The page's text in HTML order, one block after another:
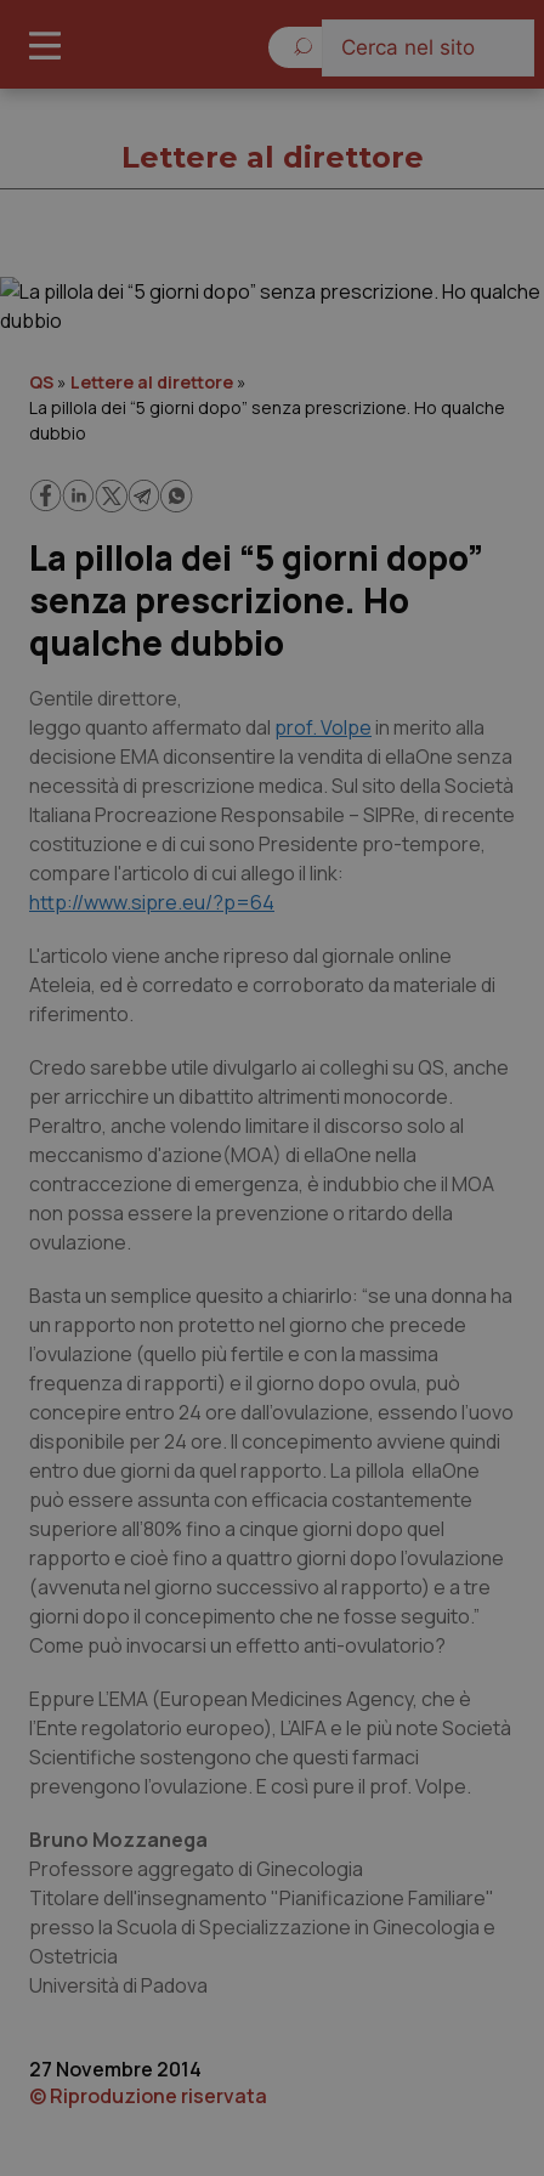
Governo e Parlamento
Regioni e Asl
Lavoro e Professioni
Scienza e Farmaci
Studi e Analisi
Lettere al direttore
Edizioni Regionali
QS Pro
Professionisti Sanitari.AI
Abruzzo
Calabria
Campania
Emilia-Romagna
Friuli Venezia Giulia
Lazio
Liguria
Lombardia
Marche
Molise
Provincia Autonoma di Bolzano
Provincia Autonoma di Trento
Puglia
Sardegna
Sicilia
Umbria
QS Pro Gold
Asma & BPCO
Car-T
Colesterolo & coronaropatie
Dermatite Atopica
Diabete & glucometri
Disturbi dell’umore
Dolore
Donna & Salute
Epatiti
Infezioni & Febbre
Ipertensione & Scompenso
Malattie rare
Malattia di Crohn & Rettocolite Ulcerosa
Neuroscienze & patologie neurodegenerative
Oftalmologia
Lettere al direttore
QS » Lettere al direttore »
La pillola dei “5 giorni dopo” senza prescrizione. Ho qualche
dubbio
La pillola dei “5 giorni dopo”
senza prescrizione. Ho
qualche dubbio
Gentile direttore,
leggo quanto affermato dal prof. Volpe in merito alla
decisione EMA diconsentire la vendita di ellaOne senza
necessità di prescrizione medica. Sul sito della Società
Italiana Procreazione Responsabile – SIPRe, di recente
costituzione e di cui sono Presidente pro-tempore,
compare l'articolo di cui allego il link:
http://www.sipre.eu/?p=64
L'articolo viene anche ripreso dal giornale online
Ateleia, ed è corredato e corroborato da materiale di
riferimento.
Credo sarebbe utile divulgarlo ai colleghi su QS, anche
per arricchire un dibattito altrimenti monocorde.
Peraltro, anche volendo limitare il discorso solo al
meccanismo d'azione(MOA) di ellaOne nella
contraccezione di emergenza, è indubbio che il MOA
non possa essere la prevenzione o ritardo della
ovulazione.
Basta un semplice quesito a chiarirlo: “se una donna ha
un rapporto non protetto nel giorno che precede
l’ovulazione (quello più fertile e con la massima
frequenza di rapporti) e il giorno dopo ovula, può
concepire entro 24 ore dall’ovulazione, essendo l’uovo
disponibile per 24 ore. Il concepimento avviene quindi
entro due giorni da quel rapporto. La pillola ellaOne
può essere assunta con efficacia costantemente
superiore all’80% fino a cinque giorni dopo quel
rapporto e cioè fino a quattro giorni dopo l’ovulazione
(avvenuta nel giorno successivo al rapporto) e a tre
giorni dopo il concepimento che ne fosse seguito.”
Come può invocarsi un effetto anti-ovulatorio?
Eppure L’EMA (European Medicines Agency, che è
l’Ente regolatorio europeo), L’AIFA e le più note Società
Scientifiche sostengono che questi farmaci
prevengono l’ovulazione. E così pure il prof. Volpe.
Bruno Mozzanega
Professore aggregato di Ginecologia
Titolare dell'insegnamento "Pianificazione Familiare"
presso la Scuola di Specializzazione in Ginecologia e
Ostetricia
Università di Padova
27 Novembre 2014
© Riproduzione riservata